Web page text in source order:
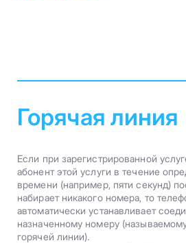
Горячая линия
Если при зарегистрированной
абонент этой услуги в течение
времени (например, пяти секунд)
набирает никакого номера, то
автоматически устанавливает
назначенному номеру
горячей линии).